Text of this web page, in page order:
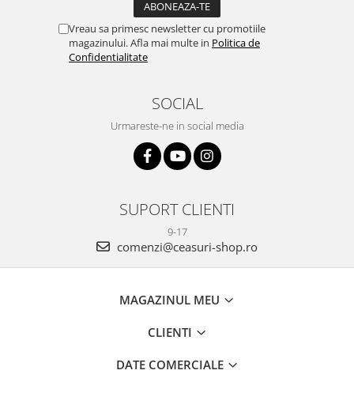
Vreau sa primesc newsletter cu promotiile
magazinului. Afla mai multe in Politica de
Confidentialitate
SOCIAL
Urmareste-ne in social media
SUPORT CLIENTI
9-17
comenzi@ceasuri-shop.ro
MAGAZINUL MEU
CLIENTI
DATE COMERCIALE